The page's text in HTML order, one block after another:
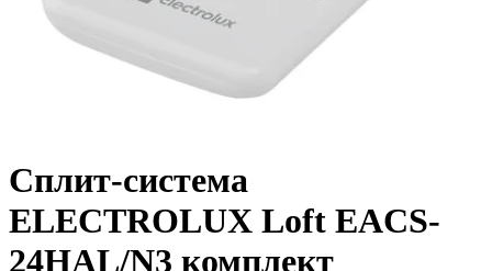
Сплит-система
ELECTROLUX Loft EACS-
24HAL/N3 комплект